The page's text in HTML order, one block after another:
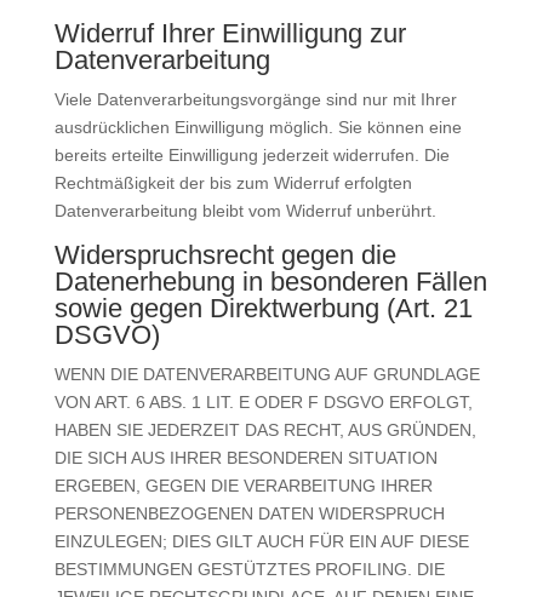
Widerruf Ihrer Einwilligung zur
Datenverarbeitung
Viele Datenverarbeitungsvorgänge sind nur mit Ihrer
ausdrücklichen Einwilligung möglich. Sie können eine
bereits erteilte Einwilligung jederzeit widerrufen. Die
Rechtmäßigkeit der bis zum Widerruf erfolgten
Datenverarbeitung bleibt vom Widerruf unberührt.
Widerspruchsrecht gegen die
Datenerhebung in besonderen Fällen
sowie gegen Direktwerbung (Art. 21
DSGVO)
WENN DIE DATENVERARBEITUNG AUF GRUNDLAGE
VON ART. 6 ABS. 1 LIT. E ODER F DSGVO ERFOLGT,
HABEN SIE JEDERZEIT DAS RECHT, AUS GRÜNDEN,
DIE SICH AUS IHRER BESONDEREN SITUATION
ERGEBEN, GEGEN DIE VERARBEITUNG IHRER
PERSONENBEZOGENEN DATEN WIDERSPRUCH
EINZULEGEN; DIES GILT AUCH FÜR EIN AUF DIESE
BESTIMMUNGEN GESTÜTZTES PROFILING. DIE